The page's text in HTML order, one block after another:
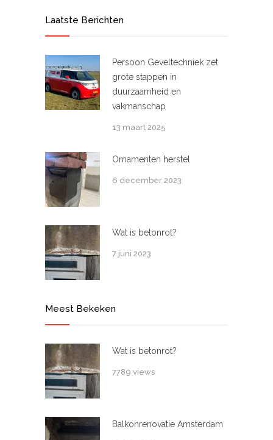
Laatste Berichten
Persoon Geveltechniek zet
grote stappen in
duurzaamheid en
vakmanschap
13 maart 2025
Ornamenten herstel
6 december 2023
Wat is betonrot?
7 juni 2023
Meest Bekeken
Wat is betonrot?
7789 views
Balkonrenovatie Amsterdam